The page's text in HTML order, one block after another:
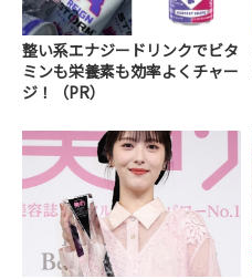
整い系エナジードリンクでビタ
ミンも栄養素も効率よくチャー
ジ！（PR）